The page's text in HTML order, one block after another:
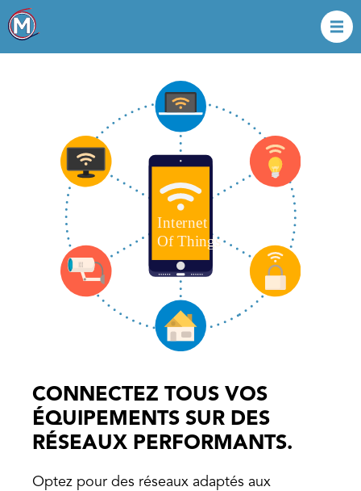
CONNECTEZ TOUS VOS
ÉQUIPEMENTS SUR DES
RÉSEAUX PERFORMANTS.
Optez pour des réseaux adaptés aux